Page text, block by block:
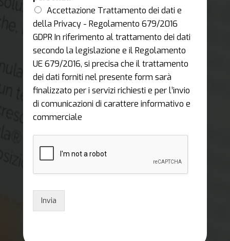
Accettazione Trattamento dei dati e
della Privacy - Regolamento 679/2016
GDPR In riferimento al trattamento dei dati
secondo la legislazione e il Regolamento
UE 679/2016, si precisa che il trattamento
dei dati forniti nel presente form sarà
finalizzato per i servizi richiesti e per l’invio
di comunicazioni di carattere informativo e
commerciale
Invia